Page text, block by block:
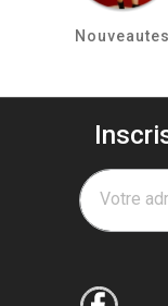
Nouveautes
Votre